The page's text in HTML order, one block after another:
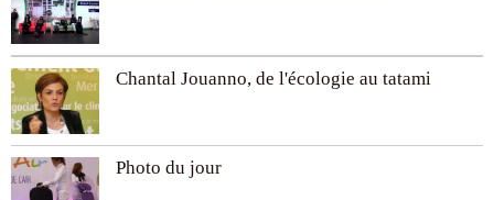
Chantal Jouanno, de l'écologie au tatami
Photo du jour